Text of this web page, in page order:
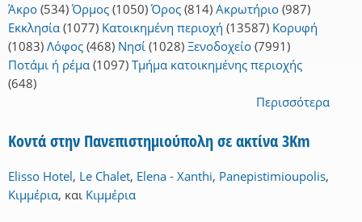
Άκρο (534) Όρμος (1050) Όρος (814) Ακρωτήριο (987)
Εκκλησία (1077) Κατοικημένη περιοχή (13587) Κορυφή
(1083) Λόφος (468) Νησί (1028) Ξενοδοχείο (7991)
Ποτάμι ή ρέμα (1097) Τμήμα κατοικημένης περιοχής
(648)
Περισσότερα
Κοντά στην Πανεπιστημιούπολη σε ακτίνα 3Km
Elisso Hotel, Le Chalet, Elena - Xanthi, Panepistimioupolis,
Κιμμέρια, και Κιμμέρια